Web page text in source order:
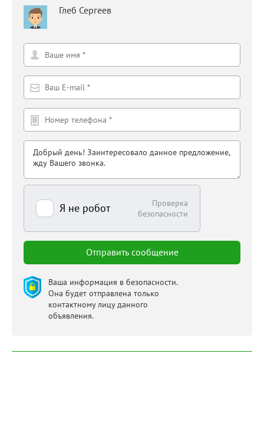
Глеб Сергеев
Я не робот
Проверка
безопасности
Ваша информация в безопасности.
Она будет отправлена только
контактному лицу данного
объявления.